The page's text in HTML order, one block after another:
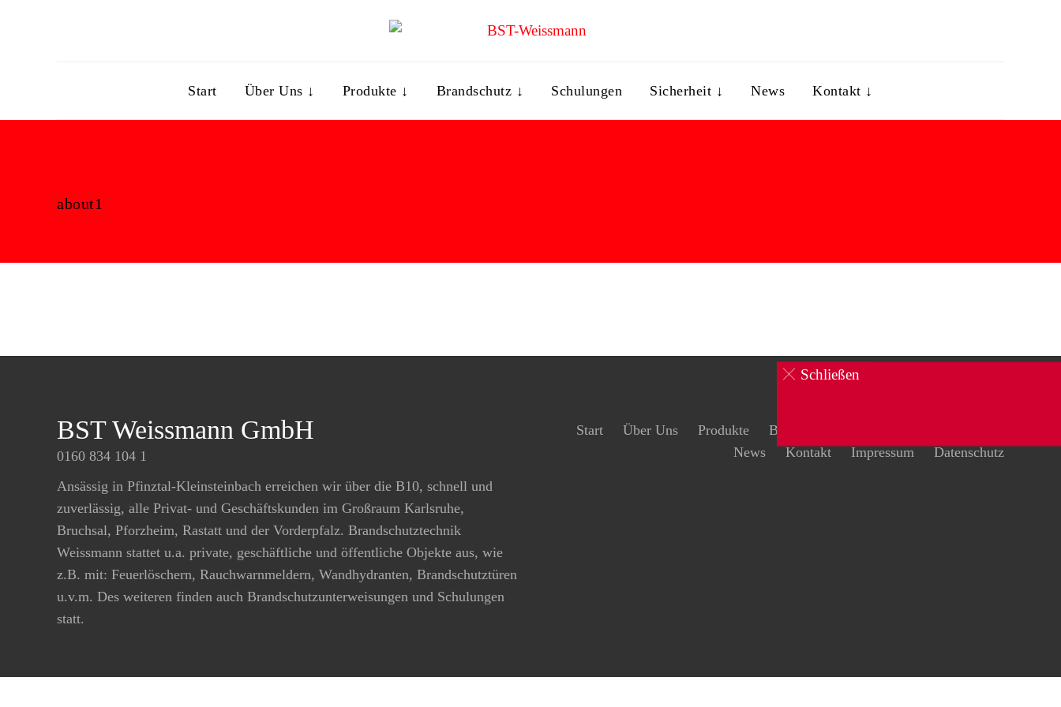
Start Über Uns ↓ Produkte ↓ Brandschutz ↓ Schulungen Sicherheit ↓ News Kontakt ↓
about1
BST Weissmann GmbH
0160 834 104 1
Ansässig in Pfinztal-Kleinsteinbach erreichen wir über die B10, schnell und
zuverlässig, alle Privat- und Geschäftskunden im Großraum Karlsruhe,
Bruchsal, Pforzheim, Rastatt und der Vorderpfalz. Brandschutztechnik
Weissmann stattet u.a. private, geschäftliche und öffentliche Objekte aus, wie
z.B. mit: Feuerlöschern, Rauchwarnmeldern, Wandhydranten, Brandschutztüren
u.v.m. Des weiteren finden auch Brandschutzunterweisungen und Schulungen
statt.
Start Über Uns Produkte Brandschutz
News
Kontakt Impressum Datenschutz
Schließen